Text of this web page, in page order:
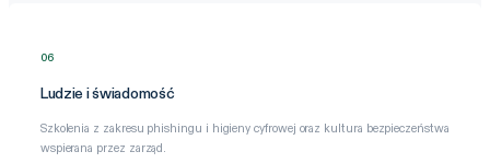
06
Ludzie i świadomość
Szkolenia z zakresu phishingu i higieny cyfrowej oraz kultura bezpieczeństwa
wspierana przez zarząd.